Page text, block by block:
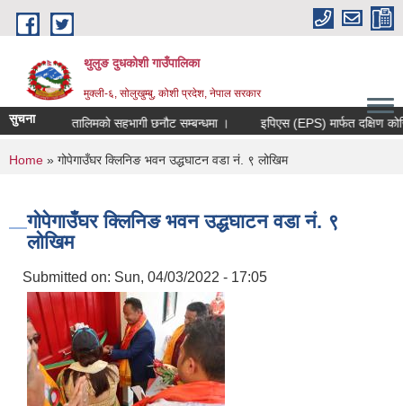
Skip to main content
थुलुङ दुधकोशी गाउँपालिका
मुक्ली-६, सोलुखुम्बु, कोशी प्रदेश, नेपाल सरकार
सुचना
। तालिमको सहभागी छनौट सम्बन्धमा । इपिएस (EPS) मार्फत दक्षिण
You are here
Home » गोपेगाउँघर क्लिनिङ भवन उद्धघाटन वडा नं. ९ लोखिम
गोपेगाउँघर क्लिनिङ भवन उद्धघाटन वडा नं. ९
लोखिम
Submitted on: Sun, 04/03/2022 - 17:05